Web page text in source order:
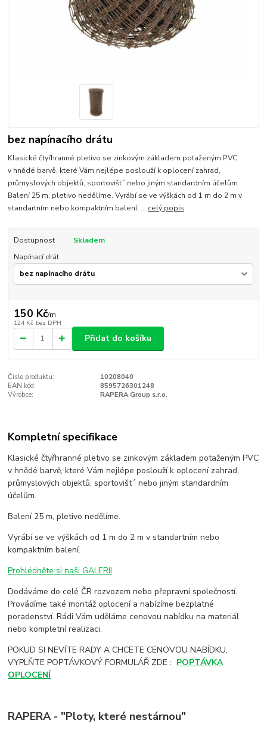
bez napínacího drátu
Klasické čtyřhranné pletivo se zinkovým základem potaženým PVC
v hnědé barvě, které Vám nejlépe poslouží k oplocení zahrad,
průmyslových objektů, sportovišt´ nebo jiným standardním účelům.
Balení 25 m, pletivo nedělíme. Vyrábí se ve výškách od 1 m do 2 m v
standartním nebo kompaktním balení. ... celý popis
Dostupnost
Skladem
Napínací drát
150 Kč/m
124 Kč bez DPH
Přidat do košíku
Číslo produktu:
10208040
EAN kód:
8595726301248
Výrobce:
RAPERA Group s.r.o.
Kompletní specifikace
Klasické čtyřhranné pletivo se zinkovým základem potaženým PVC
v hnědé barvě, které Vám nejlépe poslouží k oplocení zahrad,
průmyslových objektů, sportovišt´ nebo jiným standardním
účelům.
Balení 25 m, pletivo nedělíme.
Vyrábí se ve výškách od 1 m do 2 m v standartním nebo
kompaktním balení.
Prohlédněte si naši GALERII
Dodáváme do celé ČR rozvozem nebo přepravní společností.
Provádíme také montáž oplocení a nabízíme bezplatné
poradenství. Rádi Vám uděláme cenovou nabídku na materiál
nebo kompletní realizaci.
POKUD SI NEVÍTE RADY A CHCETE CENOVOU NABÍDKU,
VYPLŇTE POPTÁVKOVÝ FORMULÁŘ ZDE : POPTÁVKA
OPLOCENÍ
RAPERA - "Ploty, které nestárnou"